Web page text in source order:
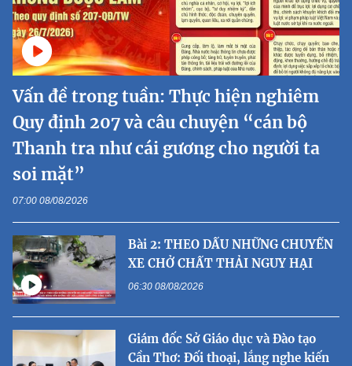
Vấn đề trong tuần: Thực hiện nghiêm
Quy định 207 và câu chuyện “cán bộ
Thanh tra như cái gương cho người ta
soi mặt”
07:00 08/08/2026
Bài 2: THEO DẤU NHỮNG CHUYẾN
XE CHỞ CHẤT THẢI NGUY HẠI
06:30 08/08/2026
Giám đốc Sở Giáo dục và Đào tạo
Cần Thơ: Đối thoại, lắng nghe kiến